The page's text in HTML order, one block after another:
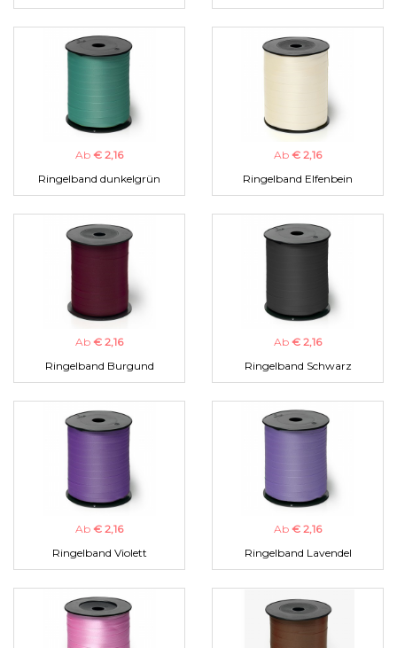
Ab € 2,16
Ringelband dunkelgrün
Ab € 2,16
Ringelband Elfenbein
Ab € 2,16
Ringelband Burgund
Ab € 2,16
Ringelband Schwarz
Ab € 2,16
Ringelband Violett
Ab € 2,16
Ringelband Lavendel